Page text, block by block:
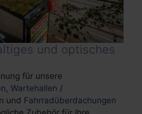
und optisches
für unsere
, Wartehallen /
und Fahrradüberdachungen